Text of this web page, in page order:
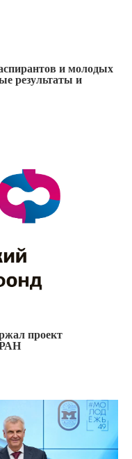
аспирантов и молодых
результаты и
проект